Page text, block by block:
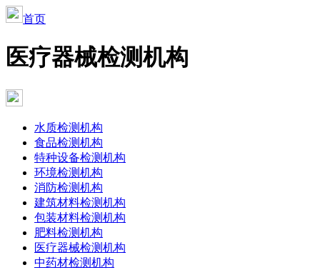
首页
医疗器械检测机构
水质检测机构
食品检测机构
特种设备检测机构
环境检测机构
消防检测机构
建筑材料检测机构
包装材料检测机构
肥料检测机构
医疗器械检测机构
中药材检测机构